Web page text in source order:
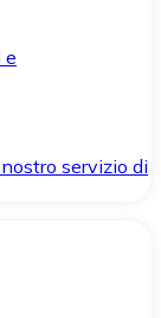
e
servizio di